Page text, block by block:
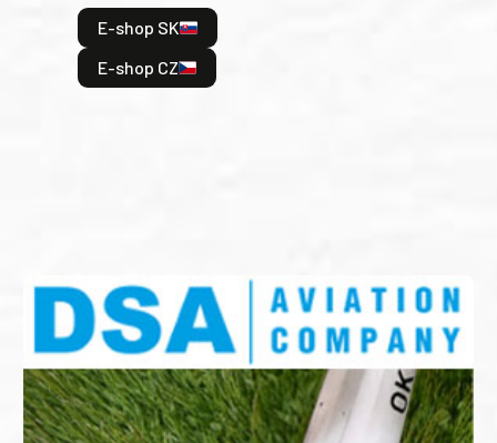
E-shop SK
E-shop CZ